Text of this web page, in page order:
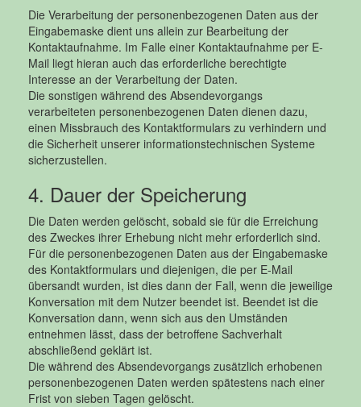
Die Verarbeitung der personenbezogenen Daten aus der
Eingabemaske dient uns allein zur Bearbeitung der
Kontaktaufnahme. Im Falle einer Kontaktaufnahme per E-
Mail liegt hieran auch das erforderliche berechtigte
Interesse an der Verarbeitung der Daten.
Die sonstigen während des Absendevorgangs
verarbeiteten personenbezogenen Daten dienen dazu,
einen Missbrauch des Kontaktformulars zu verhindern und
die Sicherheit unserer informationstechnischen Systeme
sicherzustellen.
4. Dauer der Speicherung
Die Daten werden gelöscht, sobald sie für die Erreichung
des Zweckes ihrer Erhebung nicht mehr erforderlich sind.
Für die personenbezogenen Daten aus der Eingabemaske
des Kontaktformulars und diejenigen, die per E-Mail
übersandt wurden, ist dies dann der Fall, wenn die jeweilige
Konversation mit dem Nutzer beendet ist. Beendet ist die
Konversation dann, wenn sich aus den Umständen
entnehmen lässt, dass der betroffene Sachverhalt
abschließend geklärt ist.
Die während des Absendevorgangs zusätzlich erhobenen
personenbezogenen Daten werden spätestens nach einer
Frist von sieben Tagen gelöscht.